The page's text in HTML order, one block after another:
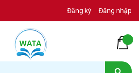
Đăng ký Đăng nhập